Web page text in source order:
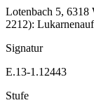
Lotenbach 5, 6318
2212):
Signatur
E.13-1.12443
Stufe